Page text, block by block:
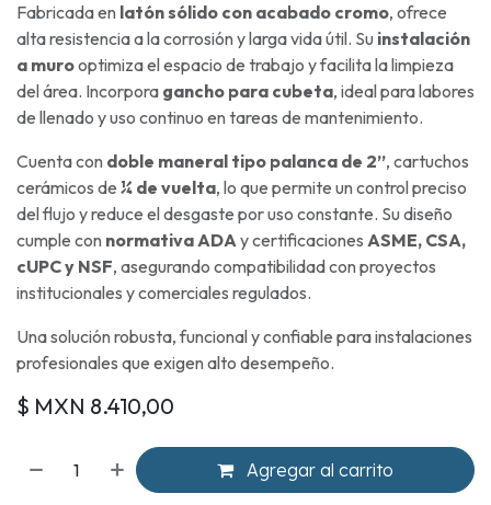
Fabricada en latón sólido con acabado cromo, ofrece
alta resistencia a la corrosión y larga vida útil. Su instalación
a murooptimiza el espacio de trabajo y facilita la limpieza
del área. Incorpora gancho para cubeta, ideal para labores
de llenado y uso continuo en tareas de mantenimiento.
Cuenta con doble maneral tipo palanca de 2”, cartuchos
cerámicos de ¼ de vuelta, lo que permite un control preciso
del flujo y reduce el desgaste por uso constante. Su diseño
cumple con normativa ADAy certificaciones ASME, CSA,
cUPC y NSF, asegurando compatibilidad con proyectos
institucionales y comerciales regulados.
Una solución robusta, funcional y confiable para instalaciones
profesionales que exigen alto desempeño.
$ MXN 8.410,00
Agregar al carrito